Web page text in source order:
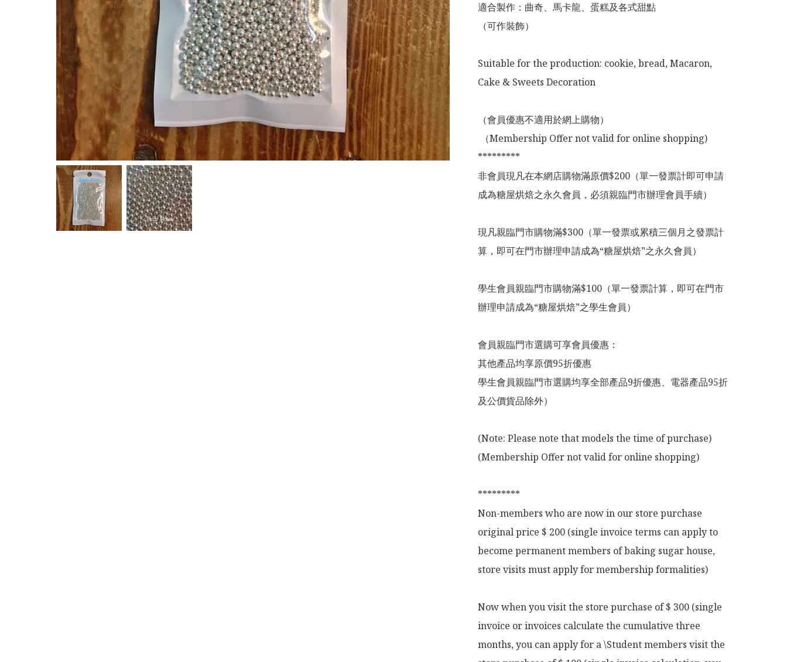
適合製作：曲奇、馬卡龍、蛋糕及各式甜點
（可作裝飾）
Suitable for the production: cookie, bread, Macaron,
Cake & Sweets Decoration
（會員優惠不適用於網上購物）
*********
非會員現凡在本網店購物滿原價$200（單一發票計即可申請
成為糖屋烘焙之永久會員，必須親臨門市辦理會員手續）
現凡親臨門市購物滿$300（單一發票或累積三個月之發票計
算，即可在門市辦理申請成為“糖屋烘焙”之永久會員）
學生會員親臨門市購物滿$100（單一發票計算，即可在門市
辦理申請成為“糖屋烘焙”之學生會員）
會員親臨門市選購可享會員優惠：
其他產品均享原價95折優惠
學生會員親臨門市選購均享全部產品9折優惠、電器產品95折
及公價貨品除外）
(Note: Please note that models the time of purchase)
(Membership Offer not valid for online shopping)
*********
Non-members who are now in our store purchase
original price $ 200 (single invoice terms can apply to
become permanent members of baking sugar house,
store visits must apply for membership formalities)
Now when you visit the store purchase of $ 300 (single
invoice or invoices calculate the cumulative three
months, you can apply for a \Student members visit the